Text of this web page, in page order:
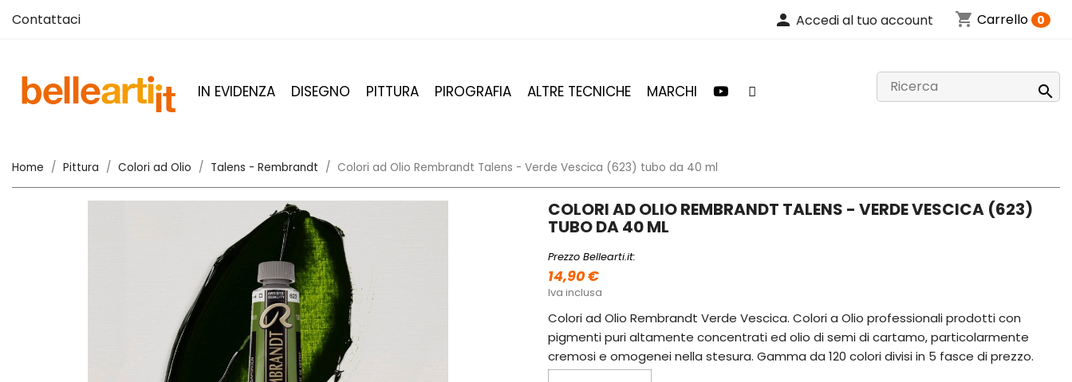
Contattaci person Accedi al tuo account shopping_cart Carrello 0
IN EVIDENZA DISEGNO PITTURA PIROGRAFIA ALTRE TECNICHE MARCHI 
Home Pittura Colori ad Olio Talens - Rembrandt Colori ad Olio Rembrandt Talens - Verde Vescica (623) tubo da 40 ml
COLORI AD OLIO REMBRANDT TALENS - VERDE VESCICA (623)
TUBO DA 40 ML
Prezzo Bellearti.it:
14,90 €
Iva inclusa
Colori ad Olio Rembrandt Verde Vescica. Colori a Olio professionali prodotti con
pigmenti puri altamente concentrati ed olio di semi di cartamo, particolarmente
cremosi e omogenei nella stesura. Gamma da 120 colori divisi in 5 fasce di prezzo.